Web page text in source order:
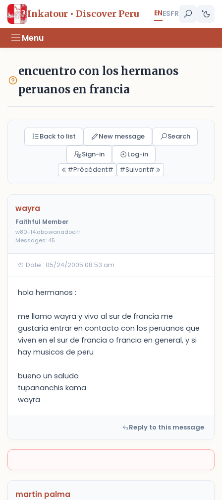
Inkatour • Discover Peru ENESFR
Menu
encuentro con los hermanos
peruanos en francia
Back to list New message
Search
Sign-in
Log-in
#Précédent#
#Suivant#
wayra
Faithful Member
w80-14.abo.wanadoo.fr
Messages: 45
Date : 05/24/2005 08:53 am
hola hermanos :
me llamo wayra y vivo al sur de francia me
gustaria entrar en contacto con los peruanos que
viven en el sur de francia o francia en general, y si
hay musicos de peru
bueno un saludo
tupananchis kama
wayra
Reply to this message
martin palma